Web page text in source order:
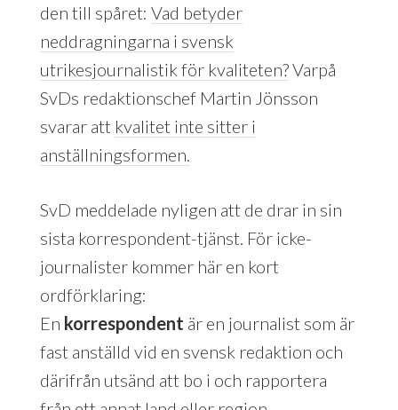
den till spåret: Vad betyder
neddragningarna i svensk
utrikesjournalistik för kvaliteten?Varpå
SvDs redaktionschef Martin Jönsson
svarar att kvalitet inte sitter i
anställningsformen.
SvD meddelade nyligen att de drar in sin
sista korrespondent-tjänst. För icke-
journalister kommer här en kort
ordförklaring:
En korrespondent är en journalist som är
fast anställd vid en svensk redaktion och
därifrån utsänd att bo i och rapportera